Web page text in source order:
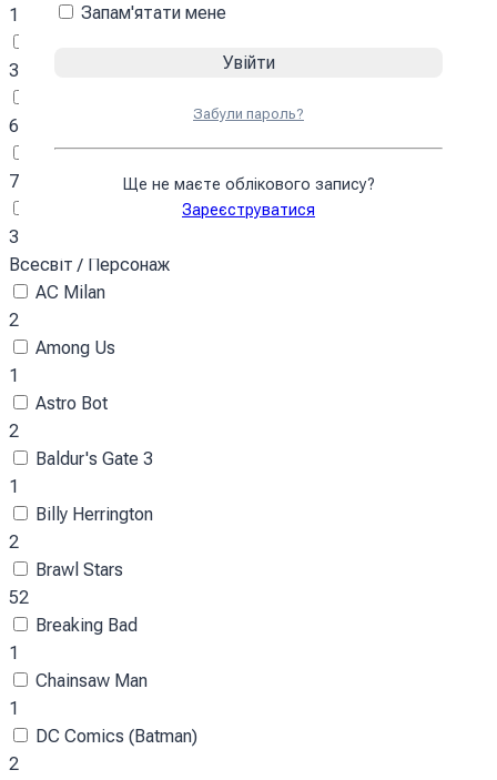
17
30
63
Флора
7
30
Всесвіт / Персонаж
AC Milan
2
Among Us
1
Astro Bot
2
Baldur's Gate 3
1
Billy Herrington
2
Brawl Stars
52
Breaking Bad
1
Chainsaw Man
1
DC Comics (Batman)
2
Запам'ятати мене
Забули пароль?
Ще не маєте облікового запису?
Зареєструватися